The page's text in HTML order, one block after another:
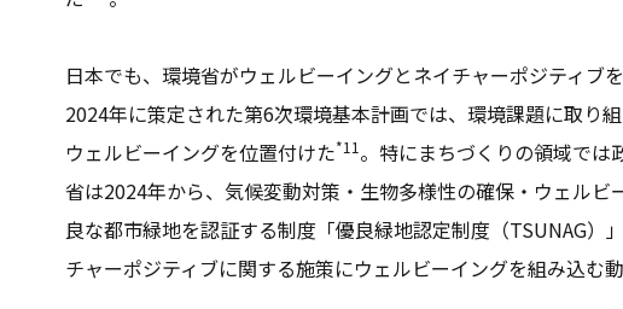
日本でも、環境省がウェルビーイングとネイチャーポジティブ
2024年に策定された第6次環境基本計画では、環境課題に取り
ウェルビーイングを位置付けた*11 。特にまちづくりの領域では
省は2024年から、気候変動対策・生物多様性の確保・ウェルビ
良な都市緑地を認証する制度「優良緑地認定制度（TSUNAG）
チャーポジティブに関する施策にウェルビーイングを組み込む